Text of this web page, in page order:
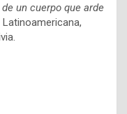
un cuerpo que arde